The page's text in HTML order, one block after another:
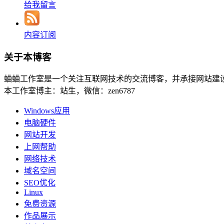
给我留言
内容订阅
关于本博客
蛐蛐工作室是一个关注互联网技术的交流博客，并承接网站建
本工作室博主：站生，微信：zen6787
Windows应用
电脑硬件
网站开发
上网帮助
网络技术
域名空间
SEO优化
Linux
免费资源
作品展示